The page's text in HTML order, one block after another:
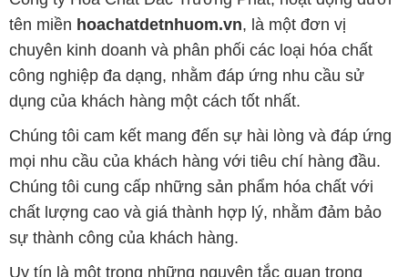
Chúng tôi cam kết mang đến sự hài lòng và đáp ứng
mọi nhu cầu của khách hàng với tiêu chí hàng đầu.
Chúng tôi cung cấp những sản phẩm hóa chất với
chất lượng cao và giá thành hợp lý, nhằm đảm bảo
sự thành công của khách hàng.
Uy tín là một trong những nguyên tắc quan trọng
trong hoạt động kinh doanh của chúng tôi. Chúng tôi
luôn ý thức rằng những sản phẩm mà chúng tôi cung
cấp cần phải đáp ứng tiêu chuẩn chất lượng cao, làm
hài lòng đối tác. Đồng thời, chúng tôi tạo mức giá